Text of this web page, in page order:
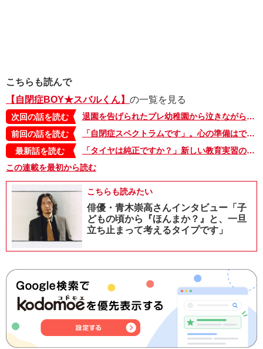
こちらも読んで
【自閉症BOY★スバルくん】 の一覧を見る
次回の話を読む
退園を告げられたプレ幼稚園から泣きながら帰り、絶望的な気持ちに…。息子が自閉症とわかるまでのこと・8【自閉症BOY★スバルくん・42】
前回の話を読む
「自閉症スペクトラムです」。心の準備はできていたけれど「でも」という気持ちも捨てきれず。息子が自閉症とわかるまでのこと・6【自閉症BOY★スバルくん・40】
最新話を読む
「タイヤは純正ですか？」新しい教育実習の先生に、ユニークな質問で攻めるスバルくんと仲間たち【自閉症BOY★スバルくん・143】
この連載を最初から読む
こちらも読みたい
俳優・青木崇高さんインタビュー「子
どもの頃から『ほんまか？』と、一旦
立ち止まって考えるタイプです」